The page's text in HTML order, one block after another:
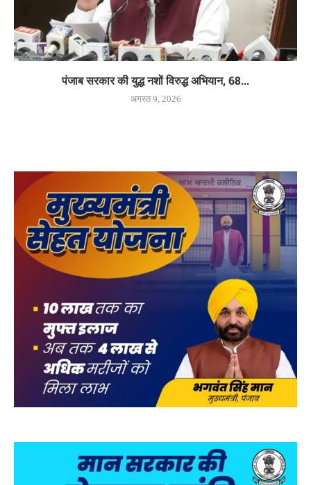
पंजाब सरकार की युद्ध नशों विरुद्ध अभियान, 68...
अगस्त 9, 2026